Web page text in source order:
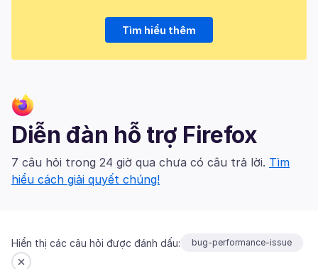
Tìm hiểu thêm
Diễn đàn hỗ trợ Firefox
7 câu hỏi trong 24 giờ qua chưa có câu trả lời. Tìm
hiểu cách giải quyết chúng!
Hiển thị các câu hỏi được đánh dấu: bug-performance-issue